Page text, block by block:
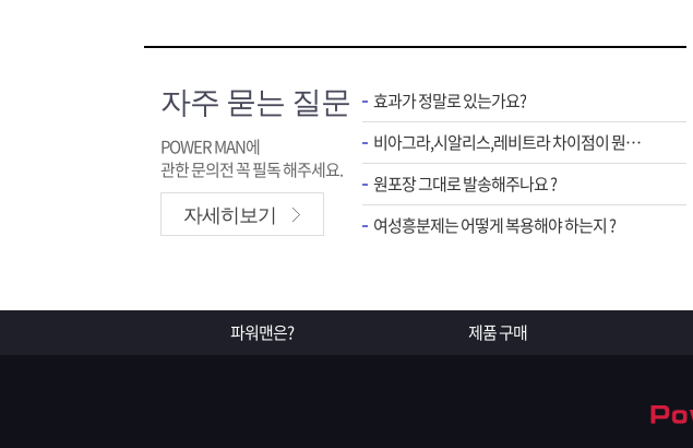
자주 묻는 질문
POWER MAN에
관한 문의전 꼭 필독 해주세요.
자세히보기
효과가 정말로 있는가요?
비아그라,시알리스,레비트라 차이점이 뭔가요 ?
원포장 그대로 발송해주나요 ?
여성흥분제는 어떻게 복용해야 하는지 ?
파워맨은? 제품 구매